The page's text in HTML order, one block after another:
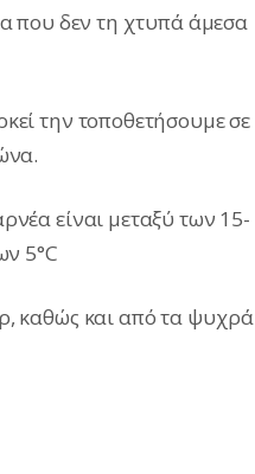
που δεν τη χτυπά άμεσα
την τοποθετήσουμε σε
είναι μεταξύ των 15-
5°C
καθώς και από τα ψυχρά